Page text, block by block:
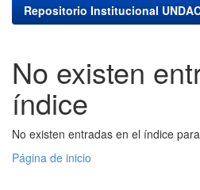
Repositorio Institucional
No existen
índice
No existen entradas en el índice
Página de inicio